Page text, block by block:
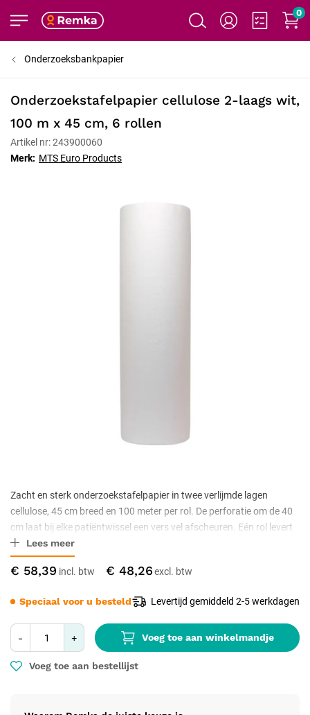
0
Onderzoeksbankpapier
Onderzoekstafelpapier cellulose 2-laags wit,
100 m x 45 cm, 6 rollen
Artikel nr: 243900060
Merk: MTS Euro Products
€ 58,39 € 48,26
- + Voeg toe aan winkelmandje
Voeg toe aan bestellijst
Speciaal voor u besteld Levertijd gemiddeld 2-5 werkdagen
Zacht en sterk onderzoekstafelpapier in twee verlijmde lagen
cellulose, 45 cm breed en 100 meter per rol. De perforatie om de 40
cm laat bij elke patiëntwissel een vers vel afscheuren. Eén rol levert
rond de 250 vellen. Per doos zitten 6 rollen.
Lees meer